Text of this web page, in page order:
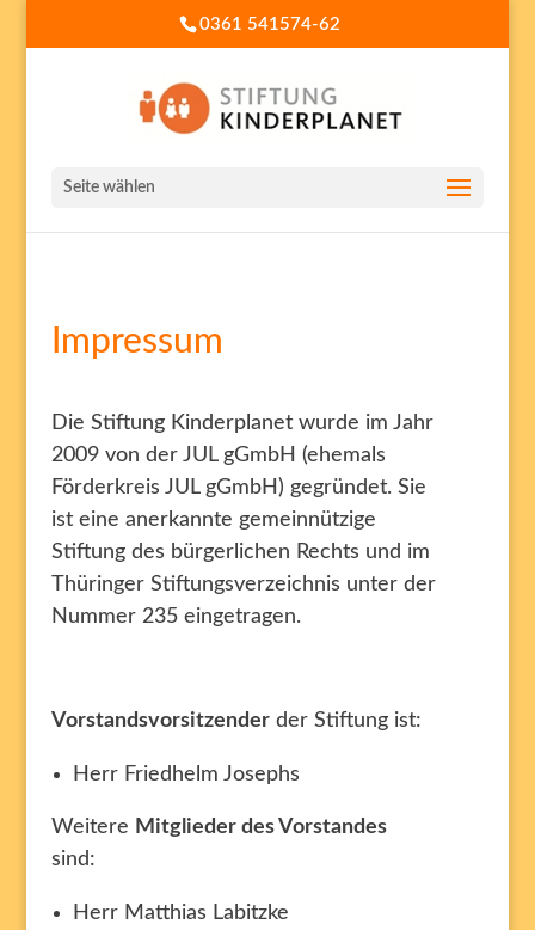
0361 541574-62
Seite wählen
Impressum
Die Stiftung Kinderplanet wurde im Jahr
2009 von der JUL gGmbH (ehemals
Förderkreis JUL gGmbH) gegründet. Sie
ist eine anerkannte gemeinnützige
Stiftung des bürgerlichen Rechts und im
Thüringer Stiftungsverzeichnis unter der
Nummer 235 eingetragen.
Vorstandsvorsitzenderder Stiftung ist:
Herr Friedhelm Josephs
Weitere Mitglieder des Vorstandes
sind:
Herr Matthias Labitzke